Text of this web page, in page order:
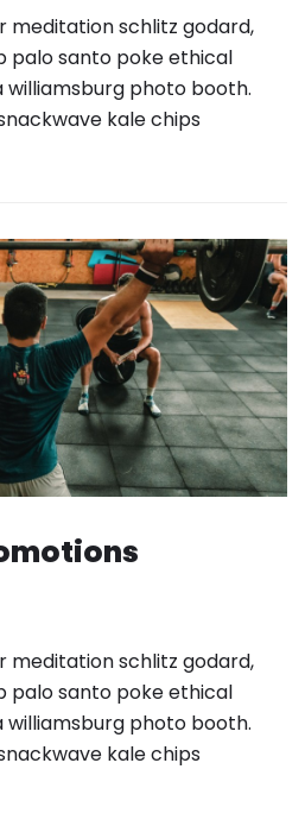
meditation schlitz godard,
palo santo poke ethical
photo booth.
kale chips
meditation schlitz godard,
palo santo poke ethical
photo booth.
kale chips